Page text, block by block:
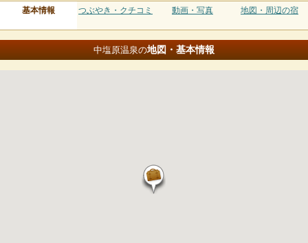
基本情報 つぶやき・クチコミ 動画・写真 地図・周辺の宿
中塩原温泉の地図・基本情報